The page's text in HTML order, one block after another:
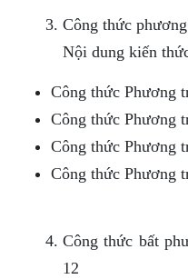
Công thức
Nội dung kiến
Công thức Phương
Công thức Phương
Công thức Phương
Công thức Phương
Công thức bất
12